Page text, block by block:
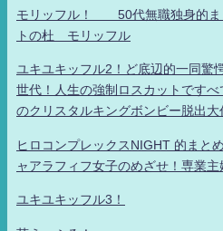
モリッフル！ 50代無職独身的ま
トの杜 モリッフル
ユキユキッフル2！ど底辺的一同驚
世代！人生の強制ロスカットです
のクリスタルキングボンビー脱出大
ヒロコンプレックスNIGHT 的まと
ャアラフィフ女子のめざせ！専業
ユキユキッフル3！